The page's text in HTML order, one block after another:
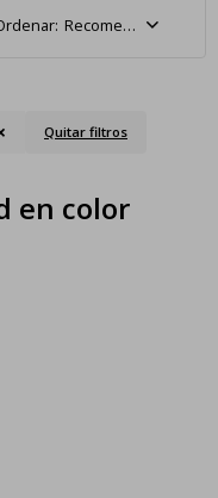
Recomendados
Quitar filtros
en color